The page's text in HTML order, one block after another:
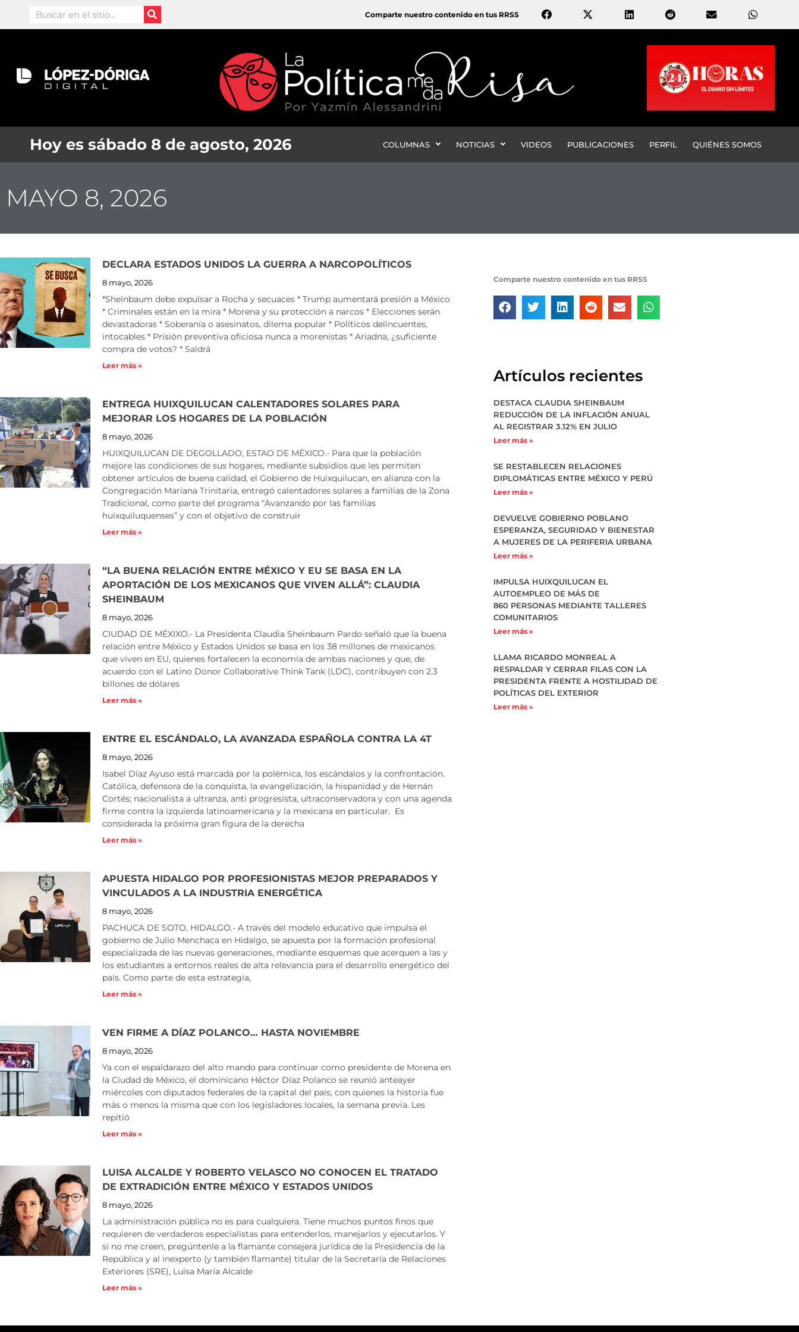
Search Comparte nuestro contenido en tus RRSS
Hoy es sábado 8 de agosto, 2026 COLUMNAS NOTICIAS VIDEOS PUBLICACIONES PERFIL QUIÉNES SOMOS
MAYO 8, 2026
DECLARA ESTADOS UNIDOS LA GUERRA A NARCOPOLÍTICOS
8 mayo, 2026
*Sheinbaum debe expulsar a Rocha y secuaces * Trump aumentará presión a México
* Criminales están en la mira * Morena y su protección a narcos * Elecciones serán
devastadoras * Soberanía o asesinatos, dilema popular * Políticos delincuentes,
intocables * Prisión preventiva oficiosa nunca a morenistas * Ariadna, ¿suficiente
compra de votos? * Saldrá
Leer más »
ENTREGA HUIXQUILUCAN CALENTADORES SOLARES PARA
MEJORAR LOS HOGARES DE LA POBLACIÓN
8 mayo, 2026
HUIXQUILUCAN DE DEGOLLADO, ESTAO DE MÉXICO.- Para que la población
mejore las condiciones de sus hogares, mediante subsidios que les permiten
obtener artículos de buena calidad, el Gobierno de Huixquilucan, en alianza con la
Congregación Mariana Trinitaria, entregó calentadores solares a familias de la Zona
Tradicional, como parte del programa “Avanzando por las familias
huixquiluquenses” y con el objetivo de construir
Leer más »
“LA BUENA RELACIÓN ENTRE MÉXICO Y EU SE BASA EN LA
APORTACIÓN DE LOS MEXICANOS QUE VIVEN ALLÁ”: CLAUDIA
SHEINBAUM
8 mayo, 2026
CIUDAD DE MÉXIXO.- La Presidenta Claudia Sheinbaum Pardo señaló que la buena
relación entre México y Estados Unidos se basa en los 38 millones de mexicanos
que viven en EU, quienes fortalecen la economía de ambas naciones y que, de
acuerdo con el Latino Donor Collaborative Think Tank (LDC), contribuyen con 2.3
billones de dólares
Leer más »
ENTRE EL ESCÁNDALO, LA AVANZADA ESPAÑOLA CONTRA LA 4T
8 mayo, 2026
Isabel Díaz Ayuso está marcada por la polémica, los escándalos y la confrontación.
Católica, defensora de la conquista, la evangelización, la hispanidad y de Hernán
Cortés; nacionalista a ultranza, anti progresista, ultraconservadora y con una agenda
firme contra la izquierda latinoamericana y la mexicana en particular. Es
considerada la próxima gran figura de la derecha
Leer más »
APUESTA HIDALGO POR PROFESIONISTAS MEJOR PREPARADOS Y
VINCULADOS A LA INDUSTRIA ENERGÉTICA
8 mayo, 2026
PACHUCA DE SOTO, HIDALGO.- A través del modelo educativo que impulsa el
gobierno de Julio Menchaca en Hidalgo, se apuesta por la formación profesional
especializada de las nuevas generaciones, mediante esquemas que acerquen a las y
los estudiantes a entornos reales de alta relevancia para el desarrollo energético del
país. Como parte de esta estrategia,
Leer más »
VEN FIRME A DÍAZ POLANCO… HASTA NOVIEMBRE
8 mayo, 2026
Ya con el espaldarazo del alto mando para continuar como presidente de Morena en
la Ciudad de México, el dominicano Héctor Díaz Polanco se reunió anteayer
miércoles con diputados federales de la capital del país, con quienes la historia fue
más o menos la misma que con los legisladores locales, la semana previa. Les
repitió
Leer más »
LUISA ALCALDE Y ROBERTO VELASCO NO CONOCEN EL TRATADO
DE EXTRADICIÓN ENTRE MÉXICO Y ESTADOS UNIDOS
8 mayo, 2026
La administración pública no es para cualquiera. Tiene muchos puntos finos que
requieren de verdaderos especialistas para entenderlos, manejarlos y ejecutarlos. Y
si no me creen, pregúntenle a la flamante consejera jurídica de la Presidencia de la
República y al inexperto (y también flamante) titular de la Secretaría de Relaciones
Exteriores (SRE), Luisa María Alcalde
Leer más »
Comparte nuestro contenido en tus RRSS
Artículos recientes
DESTACA CLAUDIA SHEINBAUM
REDUCCIÓN DE LA INFLACIÓN ANUAL
AL REGISTRAR 3.12% EN JULIO
Leer más »
SE RESTABLECEN RELACIONES
DIPLOMÁTICAS ENTRE MÉXICO Y PERÚ
Leer más »
DEVUELVE GOBIERNO POBLANO
ESPERANZA, SEGURIDAD Y BIENESTAR
A MUJERES DE LA PERIFERIA URBANA
Leer más »
IMPULSA HUIXQUILUCAN EL
AUTOEMPLEO DE MÁS DE
860 PERSONAS MEDIANTE TALLERES
COMUNITARIOS
Leer más »
LLAMA RICARDO MONREAL A
RESPALDAR Y CERRAR FILAS CON LA
PRESIDENTA FRENTE A HOSTILIDAD DE
POLÍTICAS DEL EXTERIOR
Leer más »